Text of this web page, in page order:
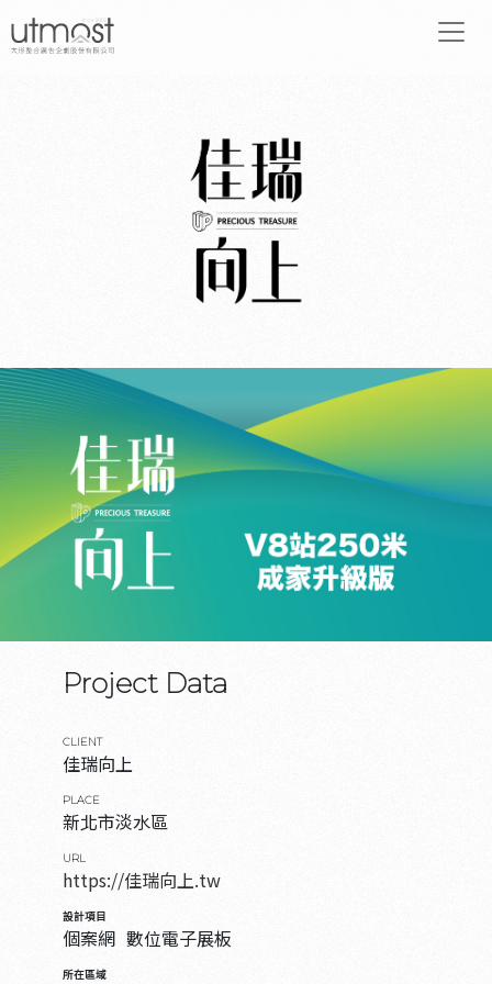
Project Data
CLIENT
佳瑞向上
PLACE
新北市淡水區
URL
https://佳瑞向上.tw
設計項目
個案網 數位電子展板
所在區域